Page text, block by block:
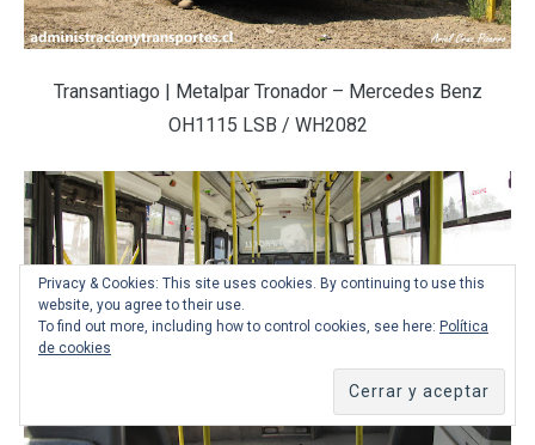
Transantiago | Metalpar Tronador – Mercedes Benz
OH1115 LSB / WH2082
Privacy & Cookies: This site uses cookies. By continuing to use this
website, you agree to their use.
To find out more, including how to control cookies, see here: Política
de cookies